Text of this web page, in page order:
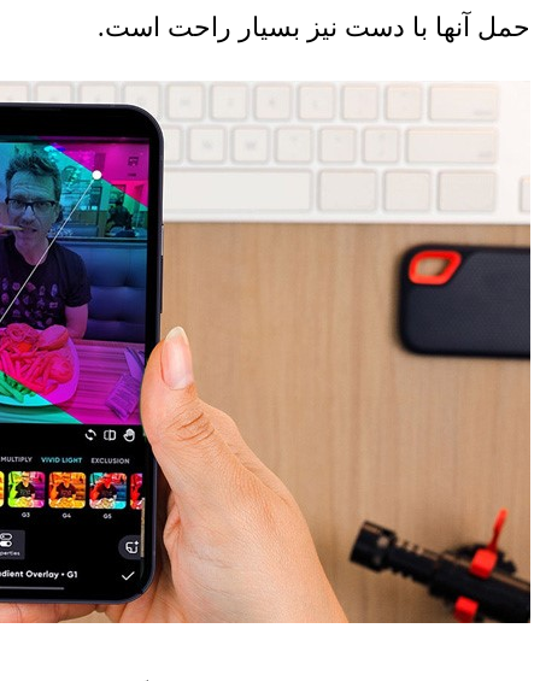
حمل آنها با دست نیز بسیار راحت است.